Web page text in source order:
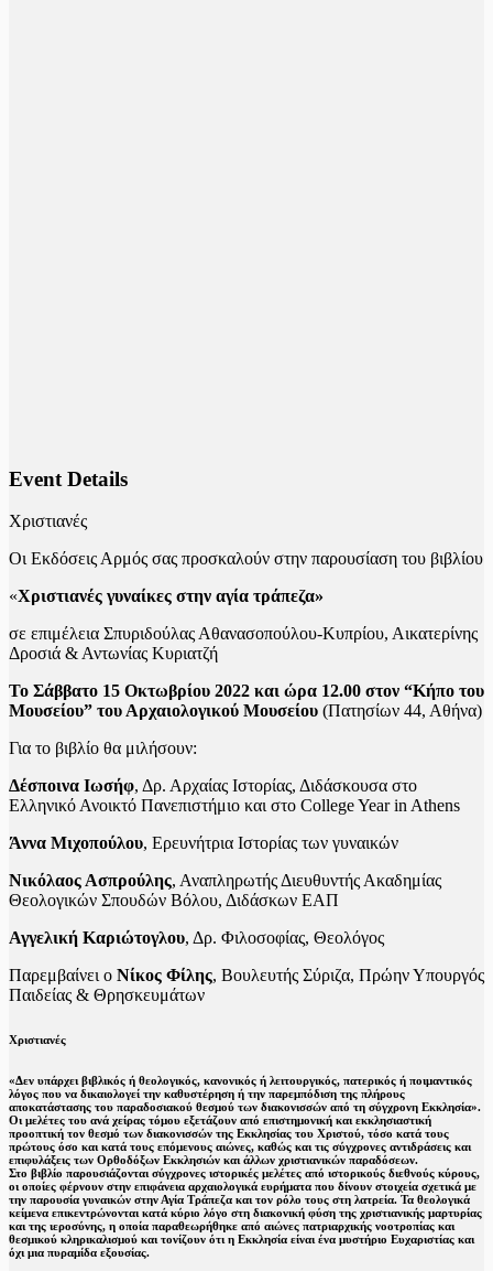
Event Details
Χριστιανές
Οι Εκδόσεις Αρμός σας προσκαλούν στην παρουσίαση του βιβλίου
«Χριστιανές γυναίκες στην αγία τράπεζα»
σε επιμέλεια Σπυριδούλας Αθανασοπούλου-Κυπρίου, Αικατερίνης
Δροσιά & Αντωνίας Κυριατζή
Το Σάββατο 15 Οκτωβρίου 2022 και ώρα 12.00 στον “Κήπο του
Μουσείου” του Αρχαιολογικού Μουσείου (Πατησίων 44, Αθήνα)
Για το βιβλίο θα μιλήσουν:
Δέσποινα Ιωσήφ, Δρ. Αρχαίας Ιστορίας, Διδάσκουσα στο
Ελληνικό Ανοικτό Πανεπιστήμιο και στο College Year in Athens
Άννα Μιχοπούλου, Ερευνήτρια Ιστορίας των γυναικών
Νικόλαος Ασπρούλης, Αναπληρωτής Διευθυντής Ακαδημίας
Θεολογικών Σπουδών Βόλου, Διδάσκων ΕΑΠ
Αγγελική Καριώτογλου, Δρ. Φιλοσοφίας, Θεολόγος
Παρεμβαίνει ο Νίκος Φίλης, Βουλευτής Σύριζα, Πρώην Υπουργός
Παιδείας & Θρησκευμάτων
Χριστιανές
«Δεν υπάρχει βιβλικός ή θεολογικός, κανονικός ή λειτουργικός, πατερικός ή ποιμαντικός
λόγος που να δικαιολογεί την καθυστέρηση ή την παρεμπόδιση της πλήρους
αποκατάστασης του παραδοσιακού θεσμού των διακονισσών από τη σύγχρονη Εκκλησία».
Οι μελέτες του ανά χείρας τόμου εξετάζουν από επιστημονική και εκκλησιαστική
προοπτική τον θεσμό των διακονισσών της Εκκλησίας του Χριστού, τόσο κατά τους
πρώτους όσο και κατά τους επόμενους αιώνες, καθώς και τις σύγχρονες αντιδράσεις και
επιφυλάξεις των Ορθοδόξων Εκκλησιών και άλλων χριστιανικών παραδόσεων.
Στο βιβλίο παρουσιάζονται σύγχρονες ιστορικές μελέτες από ιστορικούς διεθνούς κύρους,
οι οποίες φέρνουν στην επιφάνεια αρχαιολογικά ευρήματα που δίνουν στοιχεία σχετικά με
την παρουσία γυναικών στην Αγία Τράπεζα και τον ρόλο τους στη λατρεία. Τα θεολογικά
κείμενα επικεντρώνονται κατά κύριο λόγο στη διακονική φύση της χριστιανικής μαρτυρίας
και της ιεροσύνης, η οποία παραθεωρήθηκε από αιώνες πατριαρχικής νοοτροπίας και
θεσμικού κληρικαλισμού και τονίζουν ότι η Εκκλησία είναι ένα μυστήριο Ευχαριστίας και
όχι μια πυραμίδα εξουσίας.